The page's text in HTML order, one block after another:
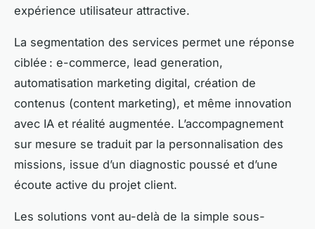
expérience utilisateur attractive.
La segmentation des services permet une réponse
ciblée : e-commerce, lead generation,
automatisation marketing digital, création de
contenus (content marketing), et même innovation
avec IA et réalité augmentée. L’accompagnement
sur mesure se traduit par la personnalisation des
missions, issue d’un diagnostic poussé et d’une
écoute active du projet client.
Les solutions vont au-delà de la simple sous-